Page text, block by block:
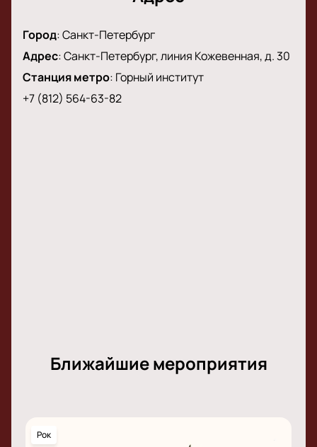
Город:Санкт-Петербург
Адрес:Санкт-Петербург, линия Кожевенная, д. 30
Станция метро: Горный институт
+7 (812) 564-63-82
Ближайшие мероприятия
Рок